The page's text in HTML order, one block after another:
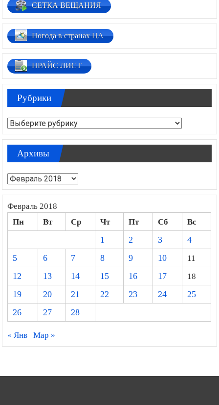
СЕТКА ВЕЩАНИЯ
Погода в странах ЦА
ПРАЙС ЛИСТ
Рубрики
Рубрики
Архивы
Архивы
Февраль 2018
Пн Вт Ср Чт Пт Сб
Вс
1
2 3
4
5
6 7 8 9 10
11
12
13 14 15 16 17
18
19
20 21 22 23 24
25
26
27 28
« Янв Мар »